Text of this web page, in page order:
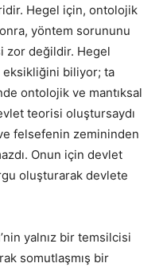
Hegel için, ontolojik
yöntem sorununu
zor değildir. Hegel
biliyor; ta
ontolojik ve mantıksal
teorisi oluştursaydı
felsefenin zemininden
Onun için devlet
oluşturarak devlete
yalnız bir temsilcisi
somutlaşmış bir